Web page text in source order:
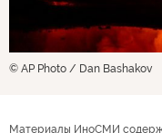
© AP Photo / Dan Bashakov
Материалы ИноСМИ